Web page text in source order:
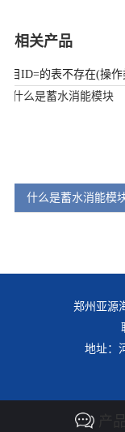
相关产品
目ID=的表不存在(操作
什么是蓄水消能模
郑州亚源
地址：